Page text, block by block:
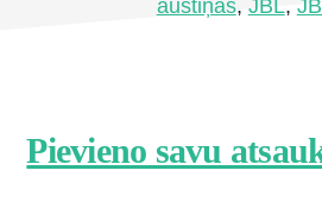
austiņas, JBL,
Footer
Pievieno savu